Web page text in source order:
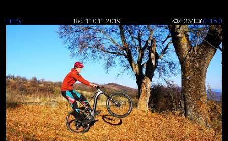
Firmy Red 1 10.11.2019 1334 0+16-0